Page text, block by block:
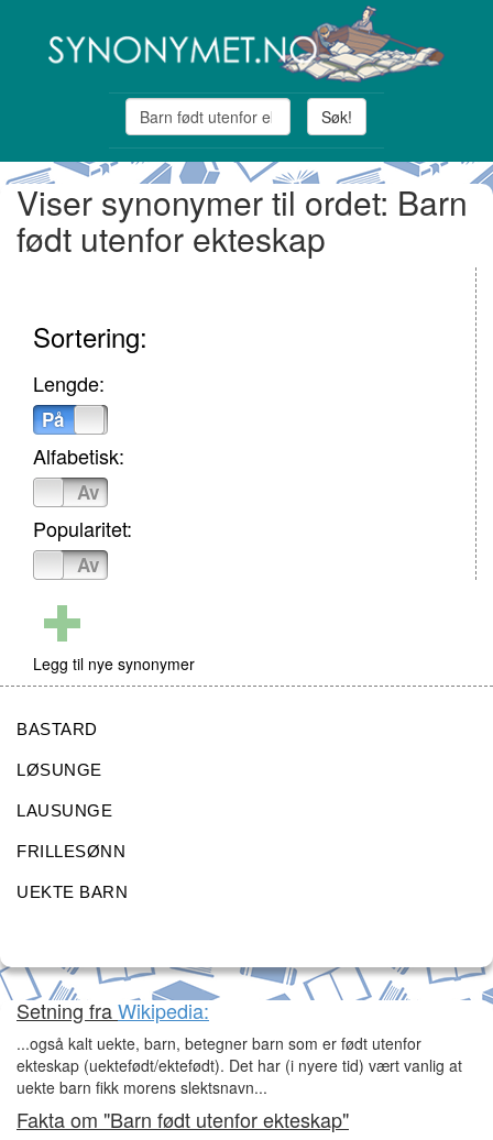
Søk!
Viser synonymer til ordet: Barn
født utenfor ekteskap
Sortering:
Lengde:
På
Alfabetisk:
Av
Popularitet:
Av
Legg til nye synonymer
BASTARD
LØSUNGE
LAUSUNGE
FRILLESØNN
UEKTE BARN
Setning fraWikipedia:
...også kalt uekte, barn, betegner barn som er født utenfor
ekteskap (uektefødt/ektefødt). Det har (i nyere tid) vært vanlig at
uekte barn fikk morens slektsnavn...
Fakta om "Barn født utenfor ekteskap"